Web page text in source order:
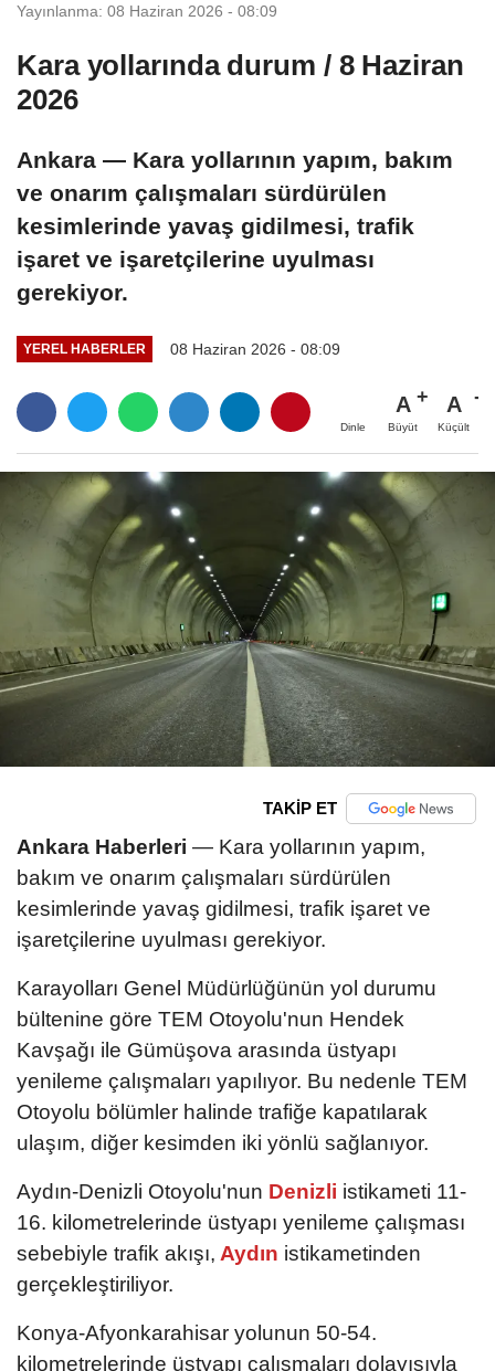
Yayınlanma: 08 Haziran 2026 - 08:09
Kara yollarında durum / 8 Haziran
2026
Ankara — Kara yollarının yapım, bakım
ve onarım çalışmaları sürdürülen
kesimlerinde yavaş gidilmesi, trafik
işaret ve işaretçilerine uyulması
gerekiyor.
YEREL HABERLER 08 Haziran 2026 - 08:09
Dinle
A
Büyüt
A
Küçült
TAKİP ET
Ankara Haberleri — Kara yollarının yapım,
bakım ve onarım çalışmaları sürdürülen
kesimlerinde yavaş gidilmesi, trafik işaret ve
işaretçilerine uyulması gerekiyor.
Karayolları Genel Müdürlüğünün yol durumu
bültenine göre TEM Otoyolu'nun Hendek
Kavşağı ile Gümüşova arasında üstyapı
yenileme çalışmaları yapılıyor. Bu nedenle TEM
Otoyolu bölümler halinde trafiğe kapatılarak
ulaşım, diğer kesimden iki yönlü sağlanıyor.
Aydın-Denizli Otoyolu'nun Denizli istikameti 11-
16. kilometrelerinde üstyapı yenileme çalışması
sebebiyle trafik akışı, Aydın istikametinden
gerçekleştiriliyor.
Konya-Afyonkarahisar yolunun 50-54.
kilometrelerinde üstyapı çalışmaları dolayısıyla